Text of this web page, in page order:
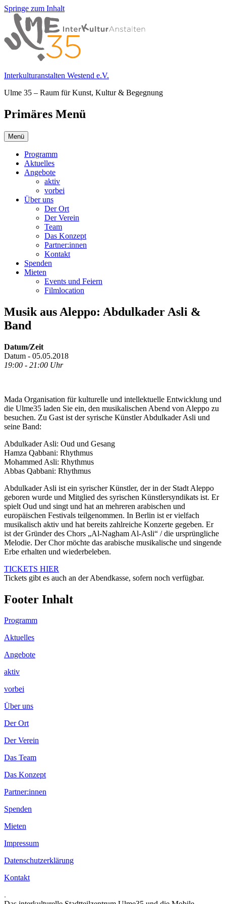
Springe zum Inhalt
Interkulturanstalten Westend e.V.
Ulme 35 – Raum für Kunst, Kultur & Begegnung
Primäres Menü
Menü
Programm
Aktuelles
Angebote
aktiv
vorbei
Über uns
Der Ort
Der Verein
Team
Das Konzept
Partner:innen
Kontakt
Spenden
Mieten
Events und Feiern
Filmlocation
Musik aus Aleppo: Abdulkader Asli &
Band
Datum/Zeit
Datum - 05.05.2018
19:00 - 21:00 Uhr
Mada Organisation für kulturelle und intellektuelle Entwicklung und
die Ulme35 laden Sie ein, den musikalischen Abend von Aleppo zu
besuchen. Zu Gast ist der syrische Künstler Abdulkader Asli und
seine Band:
Abdulkader Asli: Oud und Gesang
Hamza Qabbani: Rhythmus
Mohammed Asli: Rhythmus
Abbas Qabbani: Rhythmus
Abdulkader Asli ist ein syrischer Künstler, der in der Stadt Aleppo
geboren wurde und Mitglied des syrischen Künstlersyndikats ist. Er
spielt Oud und singt und hat an mehreren arabischen und
europäischen Festivals teilgenommen. In Berlin ist er vielfach
musikalisch aktiv und hat bereits zahlreiche Konzerte gegeben. Er
ist der Gründer des Chors „Al-Nagham Al-Asli“ / die ursprüngliche
Melodie. Der Chormöchte das arabische musikalische und singende
Erbe erhalten und wiederbeleben.
TICKETS HIER
Tickets gibt es auch an der Abendkasse, sofern noch verfügbar.
Footer Inhalt
Programm
Aktuelles
Angebote
aktiv
vorbei
Über uns
Der Ort
Der Verein
Das Team
Das Konzept
Partner:innen
Spenden
Mieten
Impressum
Datenschutzerklärung
Kontakt
.